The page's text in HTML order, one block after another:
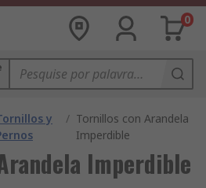
0
y
/ Tornillos con Arandela
Imperdible
Imperdible